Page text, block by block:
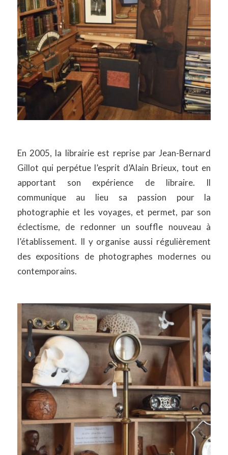
En 2005, la librairie est reprise par Jean-Bernard
Gillot qui perpétue l’esprit d’Alain Brieux, tout en
apportant son expérience de libraire. Il
communique au lieu sa passion pour la
photographie et les voyages, et permet, par son
éclectisme, de redonner un souffle nouveau à
l’établissement. Il y organise aussi régulièrement
des expositions de photographes modernes ou
contemporains.